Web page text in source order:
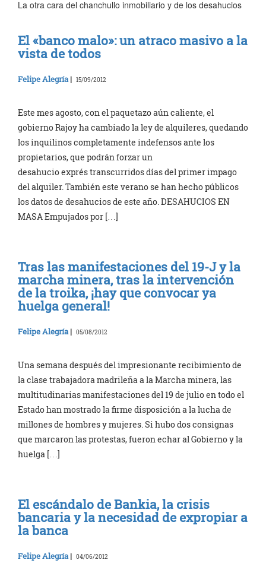
La otra cara del chanchullo inmobiliario y de los desahucios
El «banco malo»: un atraco masivo a la
vista de todos
Felipe Alegría| 15/09/2012
Este mes agosto, con el paquetazo aún caliente, el
gobierno Rajoy ha cambiado la ley de alquileres, quedando
los inquilinos completamente indefensos ante los
propietarios, que podrán forzar un
desahucio exprés transcurridos días del primer impago
del alquiler. También este verano se han hecho públicos
los datos de desahucios de este año. DESAHUCIOS EN
MASA Empujados por […]
Tras las manifestaciones del 19-J y la
marcha minera, tras la intervención
de la troika, ¡hay que convocar ya
huelga general!
Felipe Alegría | 05/08/2012
Una semana después del impresionante recibimiento de
la clase trabajadora madrileña a la Marcha minera, las
multitudinarias manifestaciones del 19 de julio en todo el
Estado han mostrado la firme disposición a la lucha de
millones de hombres y mujeres. Si hubo dos consignas
que marcaron las protestas, fueron echar al Gobierno y la
huelga […]
El escándalo de Bankia, la crisis
bancaria y la necesidad de expropiar a
la banca
Felipe Alegría | 04/06/2012